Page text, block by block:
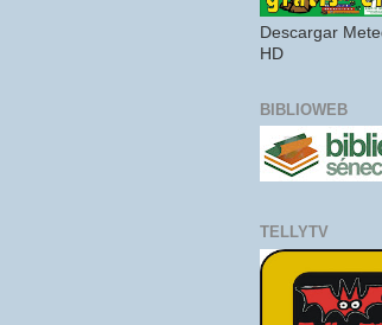
Descargar
HD
BIBLIOWEB
TELLYTV